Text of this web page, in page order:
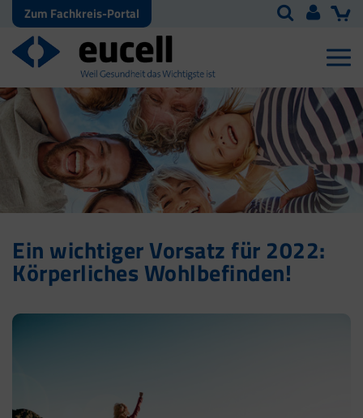
Zum Fachkreis-Portal
Ein wichtiger Vorsatz für 2022:
Körperliches Wohlbefinden!